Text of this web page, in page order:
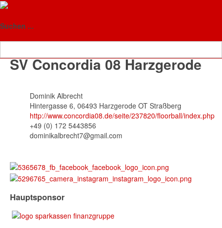
Suchen ...
Vereine
SV Concordia 08 Harzgerode
Dominik Albrecht
Hintergasse 6, 06493 Harzgerode OT Straßberg
http://www.concordia08.de/seite/237820/floorball/index.php
+49 (0) 172 5443856
dominikalbrecht7@gmail.com
Hauptsponsor